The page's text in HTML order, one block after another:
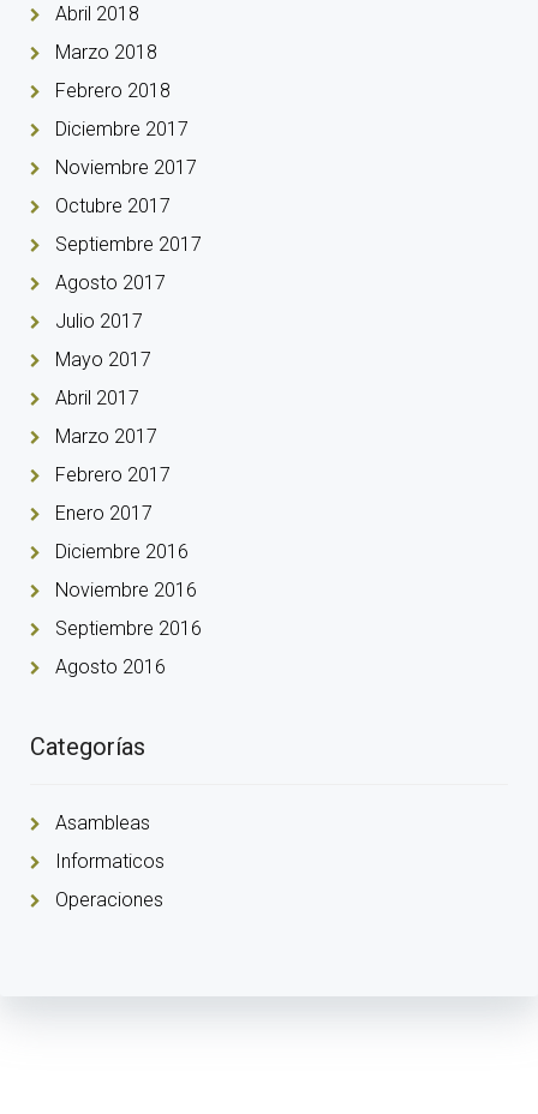
Abril 2018
Marzo 2018
Febrero 2018
Diciembre 2017
Noviembre 2017
Octubre 2017
Septiembre 2017
Agosto 2017
Julio 2017
Mayo 2017
Abril 2017
Marzo 2017
Febrero 2017
Enero 2017
Diciembre 2016
Noviembre 2016
Septiembre 2016
Agosto 2016
Categorías
Asambleas
Informaticos
Operaciones